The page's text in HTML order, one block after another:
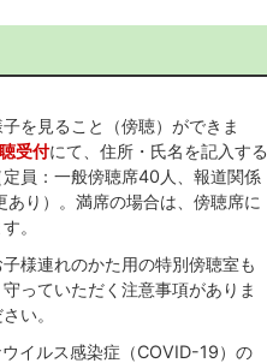
を見ること（傍聴）ができま
受付にて、住所・氏名を記入する
員：一般傍聴席40人、報道関係
り）。満席の場合は、傍聴席に
。
様連れのかた用の特別傍聴室も
っていただく注意事項がありま
い。
イルス感染症（COVID-19）の